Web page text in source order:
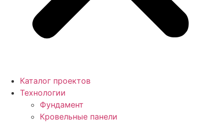
Каталог проектов
Технологии
Фундамент
Кровельные панели